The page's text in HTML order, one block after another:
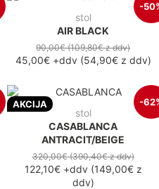
-
stol
AIR BLACK
90,00€(109,80€z ddv)
45,00€+ddv(54,90€z ddv)
AKCIJA -
stol
CASABLANCA
ANTRACIT/BEIGE
320,00€(390,40€z ddv)
122,10€+ddv(149,00€z
ddv)